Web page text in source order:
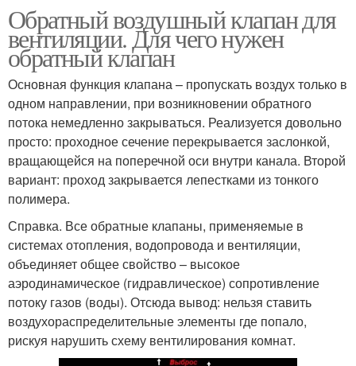
Обратный воздушный клапан для
вентиляции. Для чего нужен
обратный клапан
Основная функция клапана – пропускать воздух только в
одном направлении, при возникновении обратного
потока немедленно закрываться. Реализуется довольно
просто: проходное сечение перекрывается заслонкой,
вращающейся на поперечной оси внутри канала. Второй
вариант: проход закрывается лепестками из тонкого
полимера.
Справка. Все обратные клапаны, применяемые в
системах отопления, водопровода и вентиляции,
объединяет общее свойство – высокое
аэродинамическое (гидравлическое) сопротивление
потоку газов (воды). Отсюда вывод: нельзя ставить
воздухораспределительные элементы где попало,
рискуя нарушить схему вентилирования комнат.